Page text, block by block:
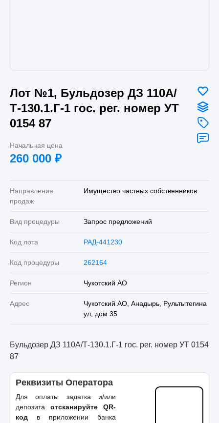
Лот №1, Бульдозер ДЗ 110А/
Т-130.1.Г-1 гос. рег. номер УТ
0154 87
Начальная цена
260 000 ₽
Направление
продаж
Имущество частных собственников
Вид процедуры Запрос предложений
Код лота РАД-441230
Код процедуры 262164
Регион Чукотский АО
Адрес
Чукотский АО, Анадырь, Рультытегина
ул, дом 35
Бульдозер ДЗ 110А/Т-130.1.Г-1 гос. рег. номер УТ 0154
87
Реквизиты Оператора
Для оплаты задатка и/или
депозита отсканируйте QR-
код в приложении банка